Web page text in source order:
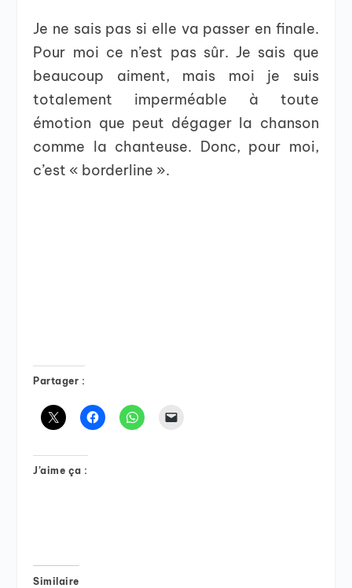
Je ne sais pas si elle va passer en finale.
Pour moi ce n’est pas sûr. Je sais que
beaucoup aiment, mais moi je suis
totalement imperméable à toute
émotion que peut dégager la chanson
comme la chanteuse. Donc, pour moi,
c’est « borderline ».
Partager :
J’aime ça :
Similaire